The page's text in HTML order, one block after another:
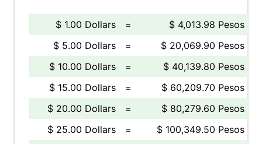
$ 1.00 Dollars =
$ 4,013.98 Pesos
$ 5.00 Dollars
=
$ 20,069.90 Pesos
$ 10.00 Dollars
=
$ 40,139.80 Pesos
$ 15.00 Dollars
=
$ 60,209.70 Pesos
$ 20.00 Dollars
=
$ 80,279.60 Pesos
$ 25.00 Dollars
=
$ 100,349.50 Pesos